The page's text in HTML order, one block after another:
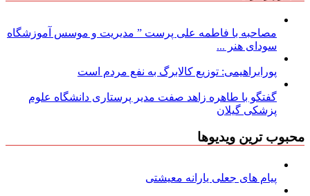
مصاحبه با فاطمه علی پرست ” مدیریت و موسس آموزشگاه
سودای هنر ...
پورابراهیمی: توزیع کالابرگ به نفع مردم است
گفتگو با طاهره زاهد صفت مدیر پرستاری دانشگاه علوم
پزشکی گیلان
محبوب ترین ویدیوها
پیام های جعلی یارانه معیشتی